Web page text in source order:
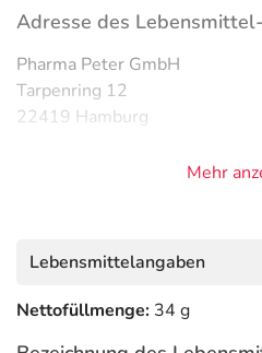
Adresse des
Pharma Peter GmbH
Tarpenring 12
22419 Hamburg
Informationen zu diesem
Allergene) sind bei den
Mehr
Lebensmittelangaben
Nettofüllmenge: 34 g